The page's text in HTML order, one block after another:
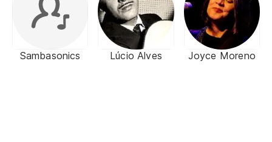
Sambasonics Lúcio Alves Joyce Moreno